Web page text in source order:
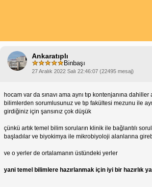
Ankaratıplı
Binbaşı
27 Aralık 2022 Salı 22:46:07 (22495 mesaj)
hocam var da sınavı ama aynı tıp kontenjanına dahiller
bilimlerden sorumlusunuz ve tıp fakültesi mezunu ile
girdiğiniz için şansınız çok düşük
çünkü artık temel bilim soruların klinik ile bağlantılı
başladılar ve biyokimya ile mikrobiyoloji alanlarına
ve o yerler de ortalamanın üstündeki yerler
yani temel bilimlere hazırlanmak için iyi bir hazırlık